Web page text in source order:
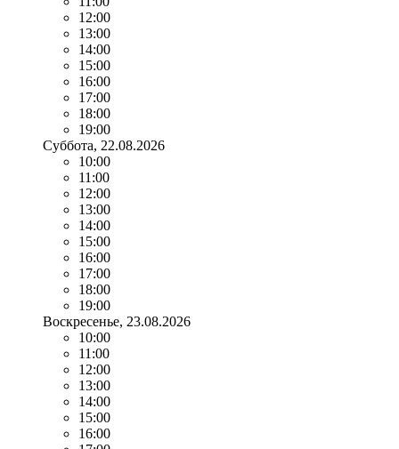
12:00
13:00
14:00
15:00
16:00
17:00
18:00
19:00
Суббота, 22.08.2026
10:00
11:00
12:00
13:00
14:00
15:00
16:00
17:00
18:00
19:00
Воскресенье, 23.08.2026
10:00
11:00
12:00
13:00
14:00
15:00
16:00